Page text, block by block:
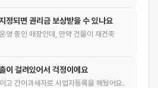
정되면 권리금 보상받을 수 있나요
영 중인 매장인데, 만약 건물이 재건축
이 걸려있어서 걱정이에요
고 간이과세자로 사업자등록을 해뒀어요.